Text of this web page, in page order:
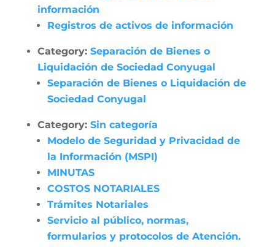
información
Registros de activos de información
Category: Separación de Bienes o
Liquidación de Sociedad Conyugal
Separación de Bienes o Liquidación de
Sociedad Conyugal
Category: Sin categoría
Modelo de Seguridad y Privacidad de
la Información (MSPI)
MINUTAS
COSTOS NOTARIALES
Trámites Notariales
Servicio al público, normas,
formularios y protocolos de Atención.